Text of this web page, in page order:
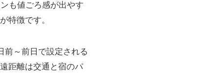
も値ごろ感が出やす
特徴です。
前～前日で設定される
距離は交通と宿のパ